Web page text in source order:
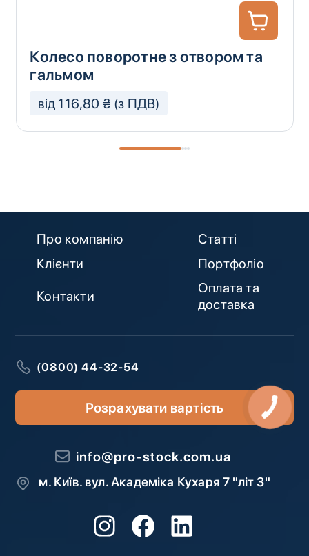
Колесо поворотне з отвором та
гальмом
від 116,80 ₴ (з ПДВ)
Про компанію
Статті
Клієнти
Портфоліо
Контакти
Оплата та
доставка
(0800) 44-32-54
Розрахувати вартість
info@pro-stock.com.ua
м. Київ. вул. Академіка Кухаря 7 "літ З"